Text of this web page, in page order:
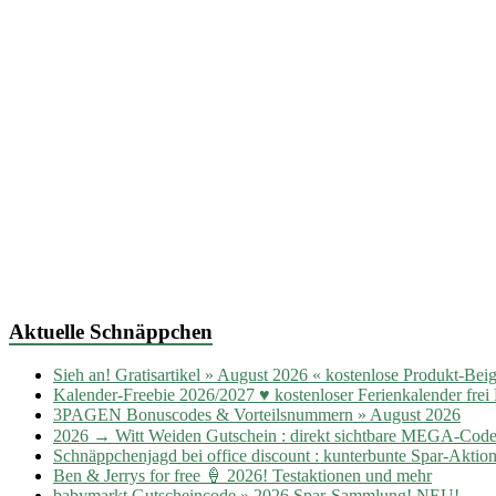
Aktuelle Schnäppchen
Sieh an! Gratisartikel » August 2026 « kostenlose Produkt-
Kalender-Freebie 2026/2027 ♥ kostenloser Ferienkalender frei
3PAGEN Bonuscodes & Vorteilsnummern » August 2026
2026 → Witt Weiden Gutschein : direkt sichtbare MEGA-
Schnäppchenjagd bei office discount : kunterbunte Spar-
Ben & Jerrys for free 🍦 2026! Testaktionen und mehr